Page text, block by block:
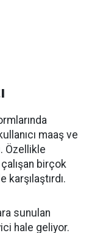
maaş ve
Özellikle
birçok
sunulan
hale geliyor.